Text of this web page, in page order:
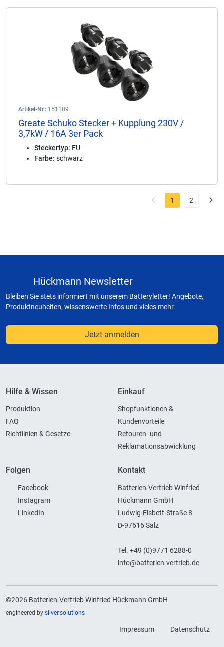
Artikel-Nr.: 151189
Greate Schuko Stecker + Kupplung 230V /
3,7kW / 16A 3er Pack
Steckertyp: EU
Farbe: schwarz
1 2
Hückmann Newsletter
Bleiben Sie stets informiert mit unserem Batteryletter! Angebote,
Produktneuheiten, wissenswerte Infos und vieles mehr.
Jetzt anmelden
Hilfe & Wissen
Produktion
FAQ
Richtlinien & Gesetze
Einkauf
Shopfunktionen &
Kundenvorteile
Retouren- und
Reklamationsabwicklung
Folgen
Facebook
Instagram
LinkedIn
Kontakt
Batterien-Vertrieb Winfried
Hückmann GmbH
Ludwig-Elsbett-Straße 8
D-97616 Salz
Tel. +49 (0)9771 6288-0
info@batterien-vertrieb.de
©2026 Batterien-Vertrieb Winfried Hückmann GmbH
engineered by silver.solutions
Impressum Datenschutz